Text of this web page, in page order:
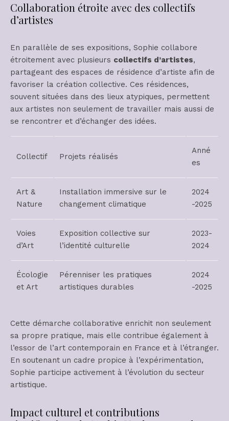
Collaboration étroite avec des collectifs
d’artistes
En parallèle de ses expositions, Sophie collabore
étroitement avec plusieurs collectifs d’artistes,
partageant des espaces de résidence d’artiste afin de
favoriser la création collective. Ces résidences,
souvent situées dans des lieux atypiques, permettent
aux artistes non seulement de travailler mais aussi de
se rencontrer et d’échanger des idées.
Collectif Projets réalisés
Anné
es
Art &
Nature
Installation immersive sur le
changement climatique
2024
-2025
Voies
d’Art
Exposition collective sur
l’identité culturelle
2023-
2024
Écologie
et Art
Pérenniser les pratiques
artistiques durables
2024
-2025
Cette démarche collaborative enrichit non seulement
sa propre pratique, mais elle contribue également à
l’essor de l’art contemporain en France et à l’étranger.
En soutenant un cadre propice à l’expérimentation,
Sophie participe activement à l’évolution du secteur
artistique.
Impact culturel et contributions